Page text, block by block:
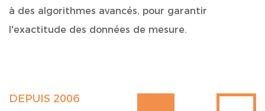
à des algorithmes avancés, pour garantir
l'exactitude des données de mesure.
à distance par les utilisateurs.
DEPUIS 2006